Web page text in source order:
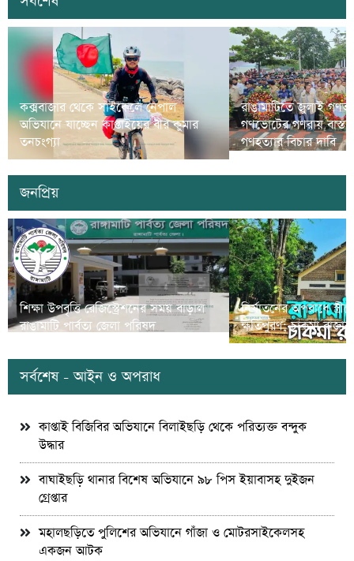
কক্সবাজার থেকে সাইকেলে নেপাল
অভিযানে যাচ্ছেন কাপ্তাইয়ের বীর কুমার
তনচংগ্যা
রাঙামাটিতে জুলাই
গণভোটের গণরায়
গণহত্যার বিচার দাবি
জনপ্রিয়
শিক্ষা উপবৃত্তি রেজিস্ট্রেশনের সময় বাড়াল
রাঙামাটি পার্বত্য জেলা পরিষদ
নির্যাতনের অপরাধে
ক্ষতিপুরণ; চাকমা
সর্বশেষ - আইন ও অপরাধ
কাপ্তাই বিজিবির অভিযানে বিলাইছড়ি থেকে পরিত্যক্ত বন্দুক
উদ্ধার
বাঘাইছড়ি থানার বিশেষ অভিযানে ৯৮ পিস ইয়াবাসহ দুইজন
গ্রেপ্তার
মহালছড়িতে পুলিশের অভিযানে গাঁজা ও মোটরসাইকেলসহ
একজন আটক